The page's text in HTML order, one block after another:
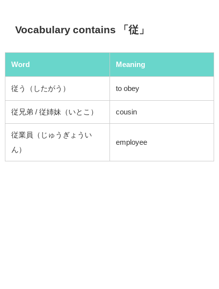
Vocabulary contains 「従」
Word Meaning
従う（したがう） to obey
従兄弟 / 従姉妹（いとこ） cousin
従業員（じゅうぎょうい
ん）
employee